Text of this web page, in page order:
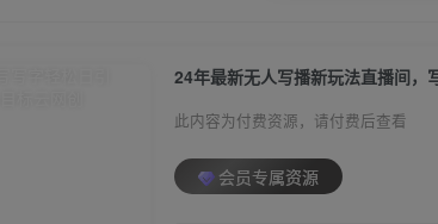
此内容为付费资源，请付费后查看
会员专属资源